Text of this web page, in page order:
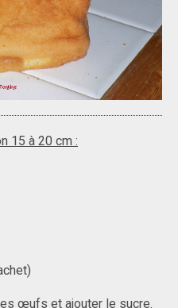
15 à 20 cm :
œufs et ajouter le sucre.